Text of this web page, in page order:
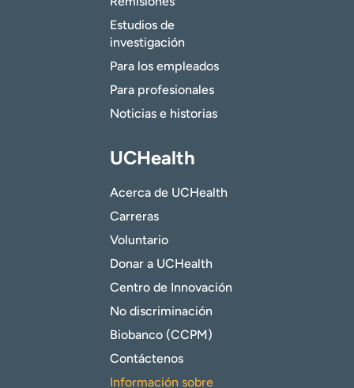
Estudios de
investigación
Para los empleados
Para profesionales
Noticias e historias
UCHealth
Acerca de UCHealth
Carreras
Voluntario
Donar a UCHealth
Centro de Innovación
No discriminación
Biobanco (CCPM)
Contáctenos
Información sobre